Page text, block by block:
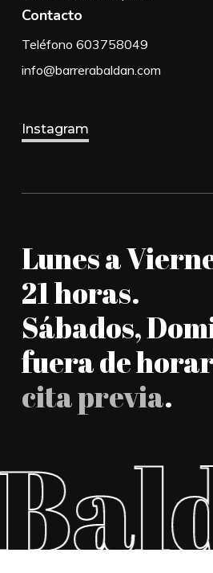
Contacto
Teléfono 603758049
info@barrerabaldan.com
Instagram
Lunes a
21 horas.
Sábados,
fuera de
cita previa.